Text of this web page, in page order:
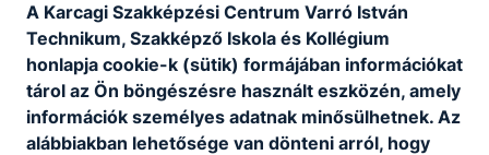
Projektek
Széchenyi 2020 projektek
A Karcagi Szakképzési Centrum Varró István
Technikum, Szakképző Iskola és Kollégium
honlapja cookie-k (sütik) formájában információkat
tárol az Ön böngészésre használt eszközén, amely
információk személyes adatnak minősülhetnek. Az
alábbiakban lehetősége van dönteni arról, hogy